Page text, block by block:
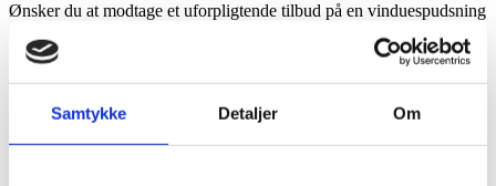
Samtykke Detaljer Om
Ønsker du at modtage et uforpligtende tilbud på en vinduespudsning
forsiden eller på mailen: kontakt@vinduespudser-jyllinge.dk.
Hvordan betaler jeg?
Hver gang vi har pudset dine vinduer modtager du en faktura på